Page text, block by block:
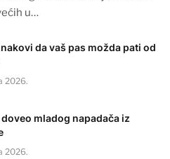
u…
da vaš pas možda pati od
2026.
doveo mladog napadača iz
2026.